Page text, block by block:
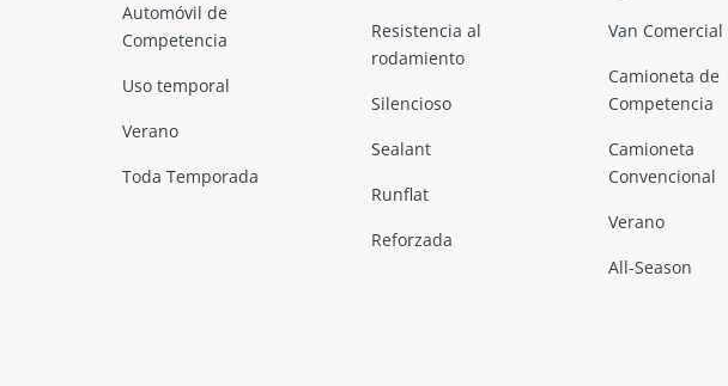
Automóvil de
Competencia
Uso temporal
Verano
Toda Temporada
Resistencia al
rodamiento
Silencioso
Sealant
Runflat
Reforzada
Van Comercial
Camioneta de
Competencia
Camioneta
Convencional
Verano
All-Season